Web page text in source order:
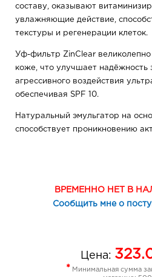
составу, оказывают
увлажняющие действие,
текстуры и регенерации клеток.
Уф-фильтр ZinClear
коже, что улучшает надёжность
агрессивного воздействия
обеспечивая SPF 10.
Натуральный эмульгатор на
способствует проникновению
воздействие , тонизирует и
снимая следы усталости.
способствует снижению
и предотвращает старение кожи.
ВРЕМЕННО НЕТ В
Сообщить мне о
Цена:
* Минимальная сумма